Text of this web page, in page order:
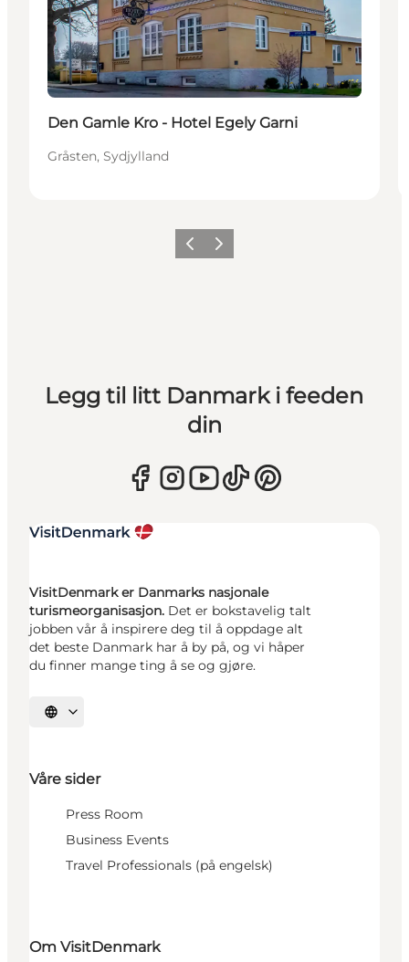
Den Gamle Kro - Hotel Egely Garni
Gråsten, Sydjylland
ForrigeNeste
Legg til litt Danmark i feeden
din
VisitDenmark er Danmarks nasjonale
turismeorganisasjon. Det er bokstavelig talt
jobben vår å inspirere deg til å oppdage alt
det beste Danmark har å by på, og vi håper
du finner mange ting å se og gjøre.
Velg språk
Våre sider
Press Room
Business Events
Travel Professionals (på engelsk)
Om VisitDenmark